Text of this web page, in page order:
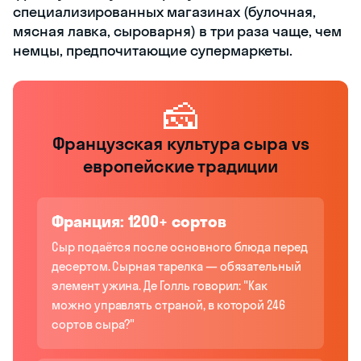
специализированных магазинах (булочная,
мясная лавка, сыроварня) в три раза чаще, чем
немцы, предпочитающие супермаркеты.
🧀
Французская культура сыра vs
европейские традиции
Франция: 1200+ сортов
Сыр подаётся после основного блюда перед
десертом. Сырная тарелка — обязательный
элемент ужина. Де Голль говорил: "Как
можно управлять страной, в которой 246
сортов сыра?"